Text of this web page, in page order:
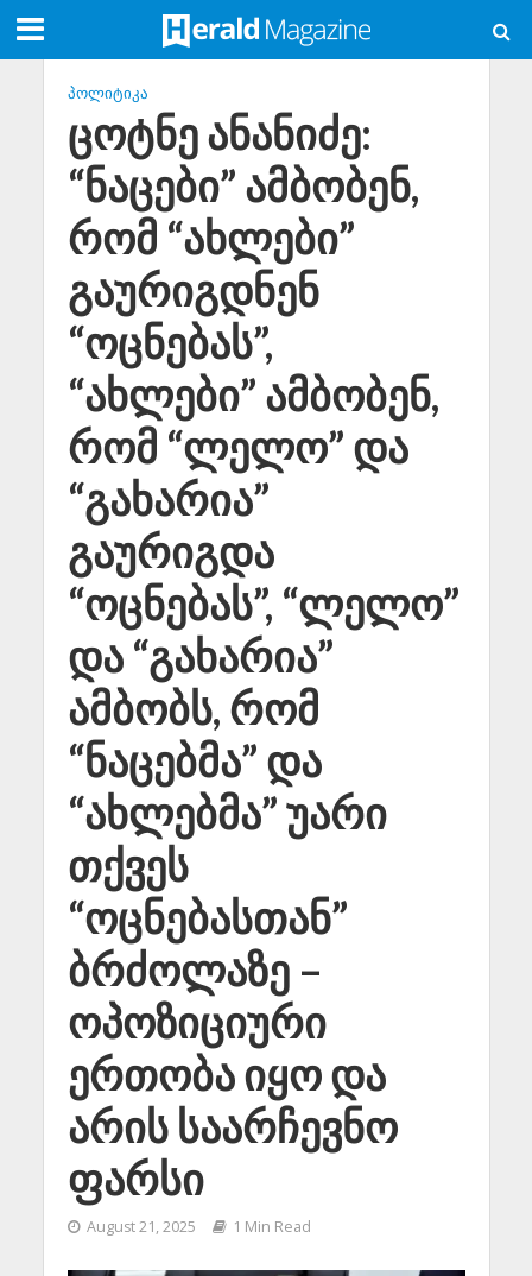
ᲞᲝᲚᲘᲢᲘᲙᲐ
ცოტნე ანანიძე:
“ნაცები” ამბობენ,
რომ “ახლები”
გაურიგდნენ
“ოცნებას”,
“ახლები” ამბობენ,
რომ “ლელო” და
“გახარია”
გაურიგდა
“ოცნებას”, “ლელო”
და “გახარია”
ამბობს, რომ
“ნაცებმა” და
“ახლებმა” უარი
თქვეს
“ოცნებასთან”
ბრძოლაზე –
ოპოზიციური
ერთობა იყო და
არის საარჩევნო
ფარსი
August 21, 2025 1 Min Read